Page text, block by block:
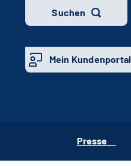
Suchen
Mein Kundenportal
Presse